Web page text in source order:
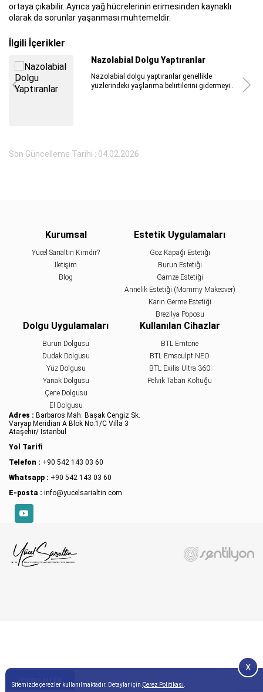
ortaya çıkabilir. Ayrıca yağ hücrelerinin erimesinden kaynaklı
olarak da sorunlar yaşanması muhtemeldir.
İlgili İçerikler
Nazolabial Dolgu Yaptıranlar
Nazolabial dolgu yaptıranlar genellikle
yüzlerindeki yaşlanma belirtilerini gidermeyi..
Son Güncelleme Tarihi : 04.02.2026
Kurumsal
Yücel Sarıaltın Kimdir?
İletişim
Blog
Estetik Uygulamaları
Göz Kapağı Estetiği
Burun Estetiği
Gamze Estetiği
Annelik Estetiği (Mommy Makeover)
Karın Germe Estetiği
Brezilya Poposu
Dolgu Uygulamaları
Burun Dolgusu
Dudak Dolgusu
Yüz Dolgusu
Yanak Dolgusu
Çene Dolgusu
El Dolgusu
Kullanılan Cihazlar
BTL Emtone
BTL Emsculpt NEO
BTL Exilis Ultra 360
Pelvik Taban Koltuğu
Adres : Barbaros Mah. Başak Cengiz Sk.
Varyap Meridian A Blok No:1/C Villa 3
Ataşehir/ İstanbul
Yol Tarifi
Telefon : +90 542 143 03 60
Whatsapp : +90 542 143 03 60
E-posta : info@yucelsarialtin.com
YouTube
Sitemizde çerezler kullanılmaktadır. Detaylar için Çerez Politikası
X